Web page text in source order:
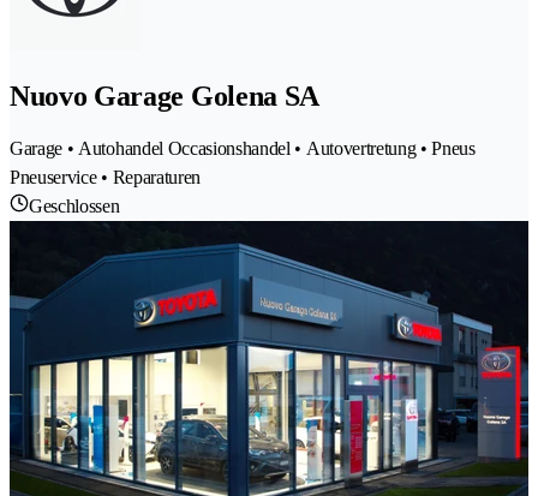
Nuovo Garage Golena SA
Garage • Autohandel Occasionshandel • Autovertretung • Pneus
Pneuservice • Reparaturen
Geschlossen